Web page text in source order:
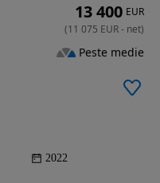
2022
13 400 EUR
(11 075 EUR- net)
Peste medie